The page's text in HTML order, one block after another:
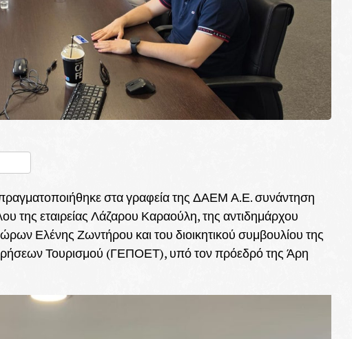
πραγματοποιήθηκε στα γραφεία της ΔΑΕΜ Α.Ε. συνάντηση
της εταιρείας Λάζαρου Καραούλη, της αντιδημάρχου
Ελένης Ζωντήρου και του διοικητικού συμβουλίου της
Τουρισμού (ΓΕΠΟΕΤ), υπό τον πρόεδρό της Άρη